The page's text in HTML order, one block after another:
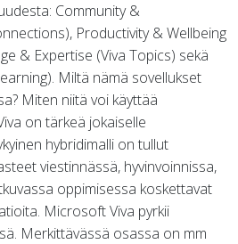
Community &
Productivity & Wellbeing
& Expertise (Viva Topics) sekä
Miltä nämä sovellukset
Miten niitä voi käyttää
on tärkeä jokaiselle
hybridimalli on tullut
viestinnässä, hyvinvoinnissa,
oppimisessa koskettavat
Microsoft Viva pyrkii
Merkittävässä osassa on mm